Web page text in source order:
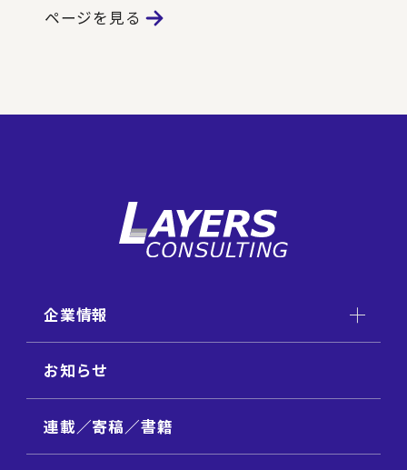
ページを見る
企業情報
お知らせ
連載／寄稿／書籍